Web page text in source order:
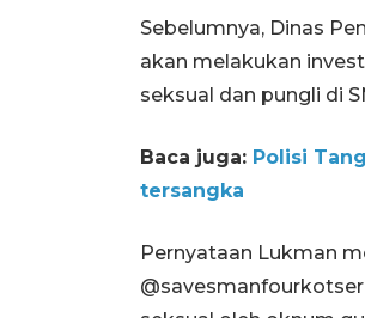
Sebelumnya, Dinas
akan melakukan
seksual dan pungli di
Baca juga: Polisi
tersangka
Pernyataan Lukman